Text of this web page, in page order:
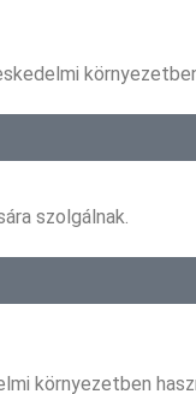
szolgálnak.
környezetben